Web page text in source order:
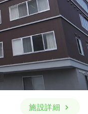
施設詳細